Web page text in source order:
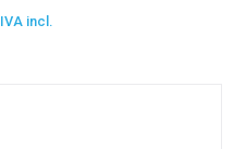
IVA incl.